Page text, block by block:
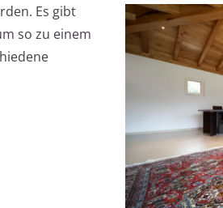
Es gibt
so zu einem